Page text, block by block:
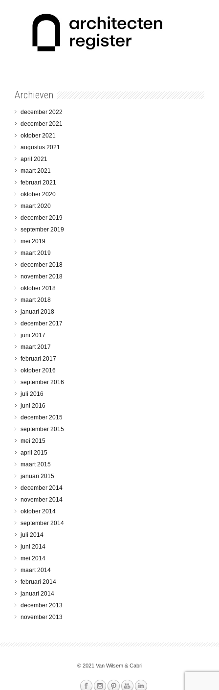
Archieven
december 2022
december 2021
oktober 2021
augustus 2021
april 2021
maart 2021
februari 2021
oktober 2020
maart 2020
december 2019
september 2019
mei 2019
maart 2019
december 2018
november 2018
oktober 2018
maart 2018
januari 2018
december 2017
juni 2017
maart 2017
februari 2017
oktober 2016
september 2016
juli 2016
juni 2016
december 2015
september 2015
mei 2015
april 2015
maart 2015
januari 2015
december 2014
november 2014
oktober 2014
september 2014
juli 2014
juni 2014
mei 2014
maart 2014
februari 2014
januari 2014
december 2013
november 2013
© 2021 Van Wilsem & Cabri